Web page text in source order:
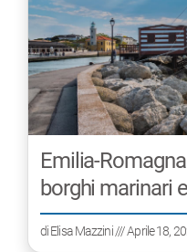
Emilia-
borghi marinari
diElisa Mazzini/// Aprile 18,